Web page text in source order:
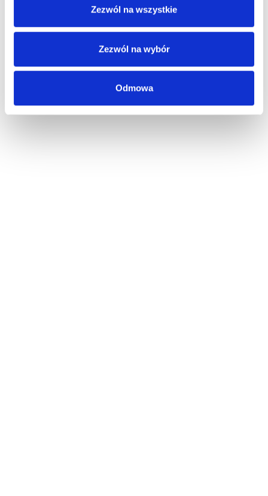
Zezwól na wszystkie
Zezwól na wybór
Odmowa